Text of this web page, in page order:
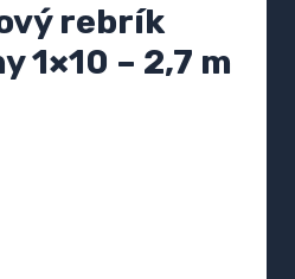
rebrík
1×10 – 2,7 m